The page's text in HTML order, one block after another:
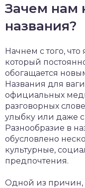
Зачем нам
названия?
Начнем с того,
который
обогащается
Названия для
официальных
разговорных
улыбку или даже
Разнообразие в
обусловлено
культурные,
предпочтения.
Одной из причин,